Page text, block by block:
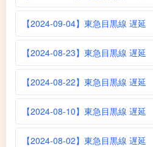
【2024-09-04】東急目黒線 遅延
【2024-08-23】東急目黒線 遅延
【2024-08-22】東急目黒線 遅延
【2024-08-10】東急目黒線 遅延
【2024-08-02】東急目黒線 遅延